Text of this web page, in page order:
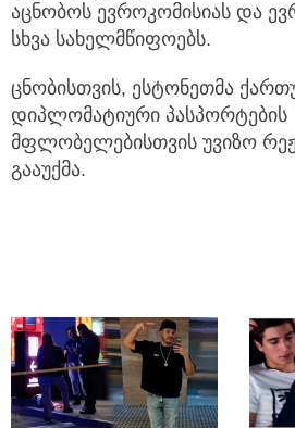
აცნობოს ევროკომისიას და
სხვა სახელმწიფოებს.
ცნობისთვის, ესტონეთმა
დიპლომატიური პასპორტების
მფლობელებისთვის უვიზო
გააუქმა.